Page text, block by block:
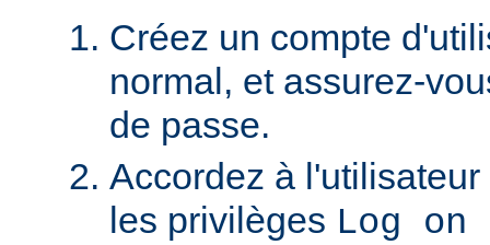
Créez un compte
normal, et assurez-
de passe.
Accordez à
les privilèges Log